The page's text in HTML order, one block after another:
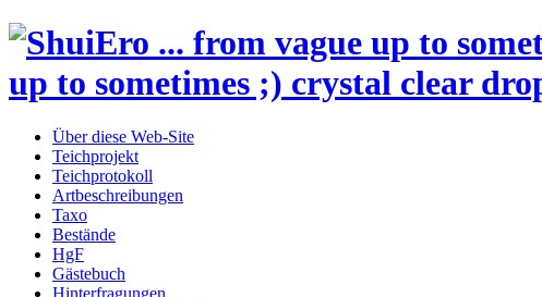
up to sometimes ;) crystal clear
Über diese Web-Site
Teichprojekt
Teichprotokoll
Artbeschreibungen
Taxo
Bestände
HgF
Gästebuch
Hinterfragungen